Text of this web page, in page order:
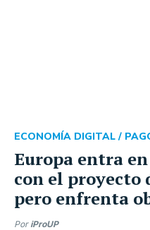
Europa entra
con el
pero enfrenta
ECONOMÍA DIGITAL /
Por iProUP